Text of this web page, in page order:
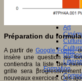
Outils
Art
Culture
Formation
Préparation du
A partir de Google Forms,
insère une question au
contiendra la liste des
grille sera
nouveaux exercices. Ces